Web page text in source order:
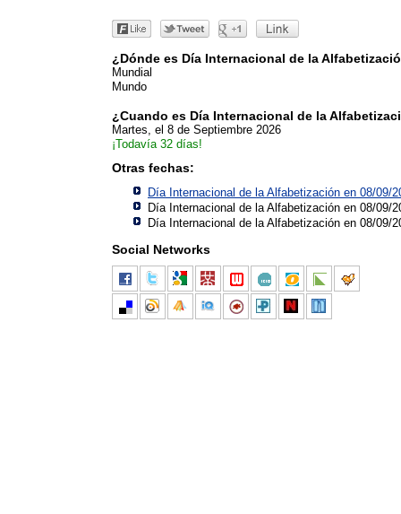
¿Dónde es Día Internacional de la
Mundial
Mundo
¿Cuando es Día Internacional de la
Martes, el 8 de Septiembre 2026
¡Todavía 32 días!
Otras fechas:
Día Internacional de la Alfabetización en 08/09/
Día Internacional de la Alfabetización en 08/09/
Día Internacional de la Alfabetización en 08/09/
Social Networks